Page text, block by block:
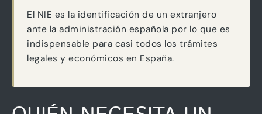
El NIE es la identificación de un extranjero
ante la administración española por lo que es
indispensable para casi todos los trámites
legales y económicos en España.